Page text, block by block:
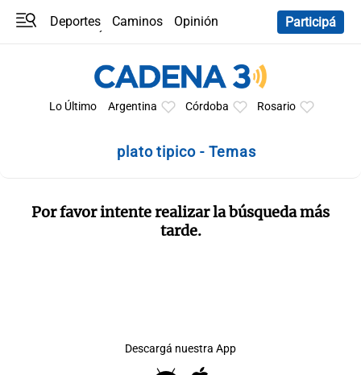
Deportes Caminos
Opinión
Participá
Lo Último Argentina Córdoba Rosario
plato tipico - Temas
Por favor intente realizar la búsqueda más
tarde.
Descargá nuestra App